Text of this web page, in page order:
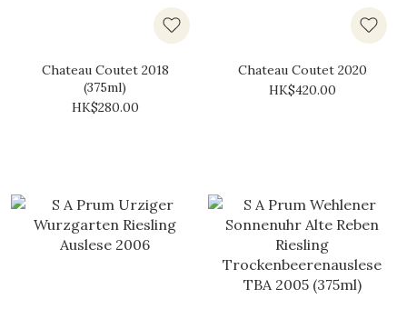
Chateau Coutet 2018
(375ml)
HK$280.00
Chateau Coutet 2020
HK$420.00